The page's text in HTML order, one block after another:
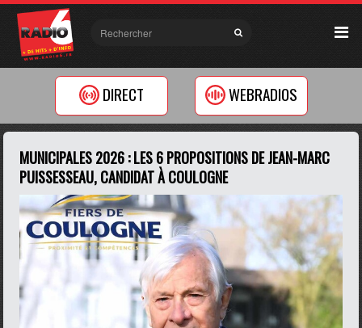
DIRECT WEBRADIOS
MUNICIPALES 2026 : LES 6 PROPOSITIONS DE JEAN-MARC
PUISSESSEAU, CANDIDAT À COULOGNE